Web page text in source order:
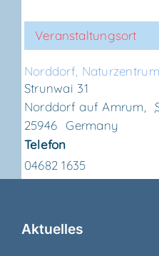
Veranstaltungsort
Nord­dorf, Naturzentrum
Strunwai 31
Norddorf auf Amrum
25946 Germany
Telefon
04682 1635
Aktu­el­les